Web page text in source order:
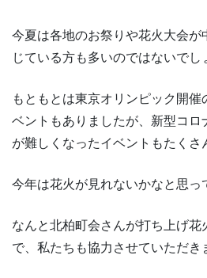
今夏は各地のお祭りや花火大会
じている方も多いのではないでし
もともとは東京オリンピック開催
ベントもありましたが、新型コロ
が難しくなったイベントもたくさ
今年は花火が見れないかなと思っ
なんと北柏町会さんが打ち上げ花
で、私たちも協力させていただき